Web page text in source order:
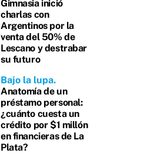
Gimnasia inició
charlas con
Argentinos por la
venta del 50% de
Lescano y destrabar
su futuro
Bajo la lupa
Anatomía de un
préstamo personal:
¿cuánto cuesta un
crédito por $1 millón
en financieras de La
Plata?